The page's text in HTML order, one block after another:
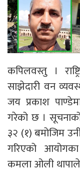
कपिलवस्तु ।
साझेदारी वन
जय प्रकाश
गरेको छ ।
३२ (१) बमोजिम
गरिएको
कमला ओली